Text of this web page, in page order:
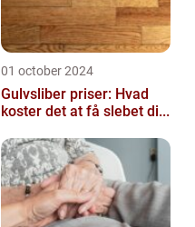
01 october 2024
Gulvsliber priser: Hvad
koster det at få slebet di...